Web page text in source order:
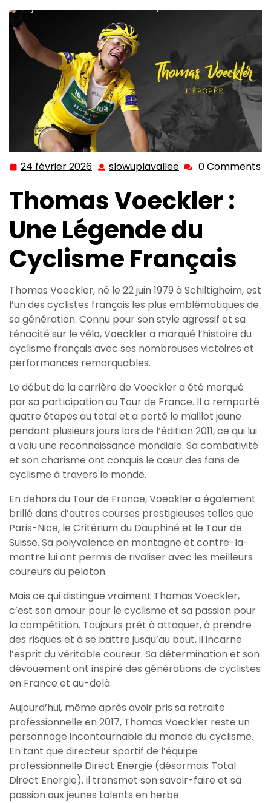
Cyclisme : Thomas Voeckler, Maître de la Route
24 février 2026 24
2026
slowuplavallee slowuplavallee
0 Comments
Thomas Voeckler :
Une Légende du
Cyclisme Français
Thomas Voeckler, né le 22 juin 1979 à Schiltigheim, est
l’un des cyclistes français les plus emblématiques de
sa génération. Connu pour son style agressif et sa
ténacité sur le vélo, Voeckler a marqué l’histoire du
cyclisme français avec ses nombreuses victoires et
performances remarquables.
Le début de la carrière de Voeckler a été marqué
par sa participation au Tour de France. Il a remporté
quatre étapes au total et a porté le maillot jaune
pendant plusieurs jours lors de l’édition 2011, ce qui lui
a valu une reconnaissance mondiale. Sa combativité
et son charisme ont conquis le cœur des fans de
cyclisme à travers le monde.
En dehors du Tour de France, Voeckler a également
brillé dans d’autres courses prestigieuses telles que
Paris-Nice, le Critérium du Dauphiné et le Tour de
Suisse. Sa polyvalence en montagne et contre-la-
montre lui ont permis de rivaliser avec les meilleurs
coureurs du peloton.
Mais ce qui distingue vraiment Thomas Voeckler,
c’est son amour pour le cyclisme et sa passion pour
la compétition. Toujours prêt à attaquer, à prendre
des risques et à se battre jusqu’au bout, il incarne
l’esprit du véritable coureur. Sa détermination et son
dévouement ont inspiré des générations de cyclistes
en France et au-delà.
Aujourd’hui, même après avoir pris sa retraite
professionnelle en 2017, Thomas Voeckler reste un
personnage incontournable du monde du cyclisme.
En tant que directeur sportif de l’équipe
professionnelle Direct Energie (désormais Total
Direct Energie), il transmet son savoir-faire et sa
passion aux jeunes talents en herbe.